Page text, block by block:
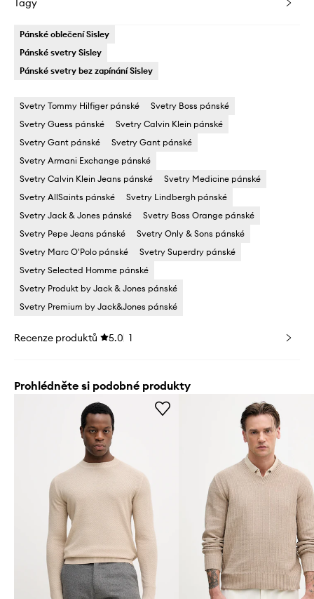
Tagy
Pánské oblečení Sisley
Pánské svetry Sisley
Pánské svetry bez zapínání Sisley
Svetry Tommy Hilfiger pánské
Svetry Boss pánské
Svetry Guess pánské
Svetry Calvin Klein pánské
Svetry Gant pánské
Svetry Gant pánské
Svetry Armani Exchange pánské
Svetry Calvin Klein Jeans pánské
Svetry Medicine pánské
Svetry AllSaints pánské
Svetry Lindbergh pánské
Svetry Jack & Jones pánské
Svetry Boss Orange pánské
Svetry Pepe Jeans pánské
Svetry Only & Sons pánské
Svetry Marc O'Polo pánské
Svetry Superdry pánské
Svetry Selected Homme pánské
Svetry Produkt by Jack & Jones pánské
Svetry Premium by Jack&Jones pánské
Recenze produktů 5.0 1
Prohlédněte si podobné produkty